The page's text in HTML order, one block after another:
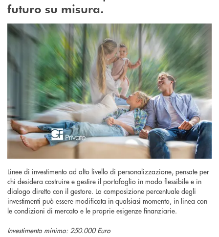
futuro su misura.
Linee di investimento ad alto livello di personalizzazione, pensate per
chi desidera costruire e gestire il portafoglio in modo flessibile e in
dialogo diretto con il gestore. La composizione percentuale degli
investimenti può essere modificata in qualsiasi momento, in linea con
le condizioni di mercato e le proprie esigenze finanziarie.
Investimento minimo: 250.000 Euro